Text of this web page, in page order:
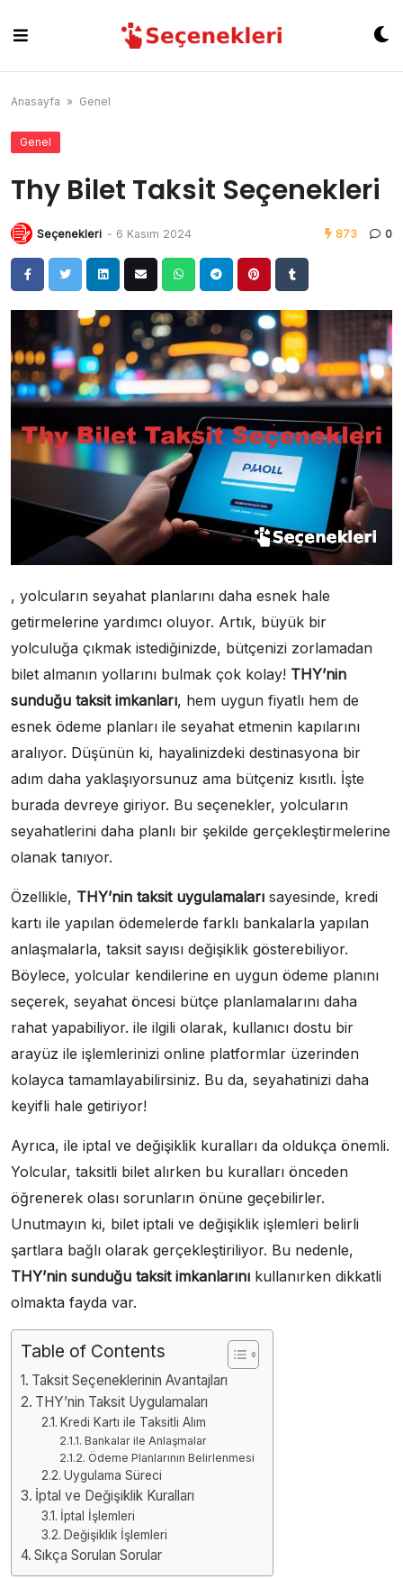
content
Anasayfa » Genel
Genel
Thy Bilet Taksit Seçenekleri
Seçenekleri - 6 Kasım 2024 873 0
, yolcuların seyahat planlarını daha esnek hale
getirmelerine yardımcı oluyor. Artık, büyük bir
yolculuğa çıkmak istediğinizde, bütçenizi zorlamadan
bilet almanın yollarını bulmak çok kolay! THY’nin
sunduğu taksit imkanları, hem uygun fiyatlı hem de
esnek ödeme planları ile seyahat etmenin kapılarını
aralıyor. Düşünün ki, hayalinizdeki destinasyona bir
adım daha yaklaşıyorsunuz ama bütçeniz kısıtlı. İşte
burada devreye giriyor. Bu seçenekler, yolcuların
seyahatlerini daha planlı bir şekilde gerçekleştirmelerine
olanak tanıyor.
Özellikle, THY’nin taksit uygulamaları sayesinde, kredi
kartı ile yapılan ödemelerde farklı bankalarla yapılan
anlaşmalarla, taksit sayısı değişiklik gösterebiliyor.
Böylece, yolcular kendilerine en uygun ödeme planını
seçerek, seyahat öncesi bütçe planlamalarını daha
rahat yapabiliyor. ile ilgili olarak, kullanıcı dostu bir
arayüz ile işlemlerinizi online platformlar üzerinden
kolayca tamamlayabilirsiniz. Bu da, seyahatinizi daha
keyifli hale getiriyor!
Ayrıca, ile iptal ve değişiklik kuralları da oldukça önemli.
Yolcular, taksitli bilet alırken bu kuralları önceden
öğrenerek olası sorunların önüne geçebilirler.
Unutmayın ki, bilet iptali ve değişiklik işlemleri belirli
şartlara bağlı olarak gerçekleştiriliyor. Bu nedenle,
THY’nin sunduğu taksit imkanlarını kullanırken dikkatli
olmakta fayda var.
Table of Contents
Taksit Seçeneklerinin Avantajları
THY’nin Taksit Uygulamaları
Kredi Kartı ile Taksitli Alım
Bankalar ile Anlaşmalar
Ödeme Planlarının Belirlenmesi
Uygulama Süreci
İptal ve Değişiklik Kuralları
İptal İşlemleri
Değişiklik İşlemleri
Sıkça Sorulan Sorular